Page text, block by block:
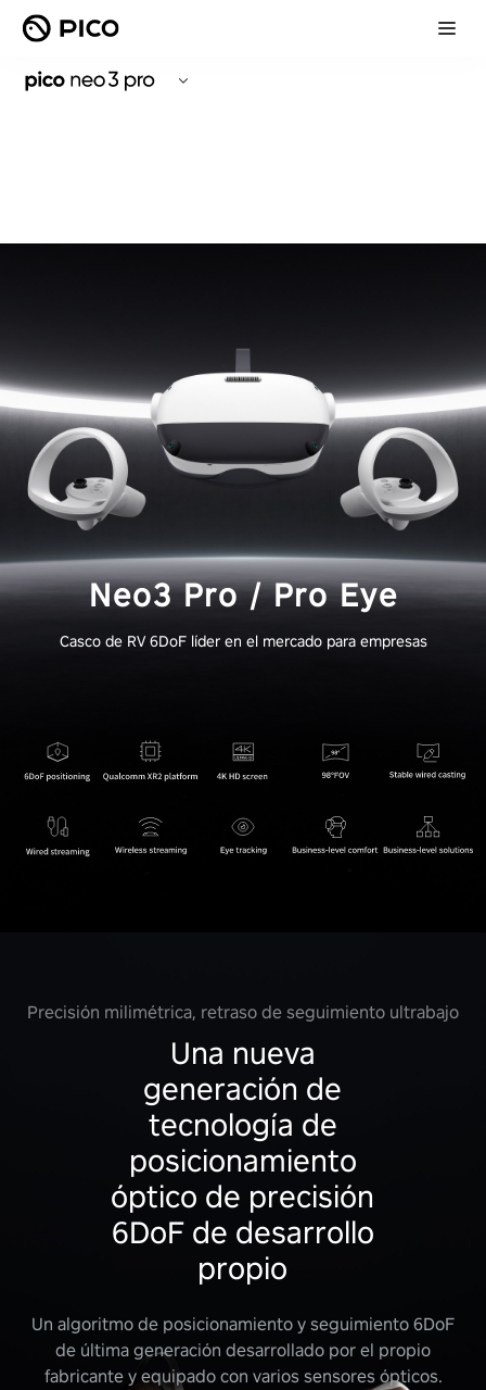
Neo3 Pro / Pro Eye
Casco de RV 6DoF líder en el mercado para empresas
Precisión milimétrica, retraso de seguimiento ultrabajo
Una nueva
generación de
tecnología de
posicionamiento
óptico de precisión
6DoF de desarrollo
propio
Un algoritmo de posicionamiento y seguimiento 6DoF
de última generación desarrollado por el propio
fabricante y equipado con varios sensores ópticos.